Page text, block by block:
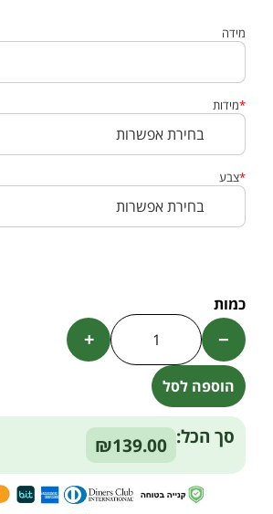
מידה
*מידות
*צבע
−
+
הוספה לסל
Alternative:
סך הכל: ₪139.00